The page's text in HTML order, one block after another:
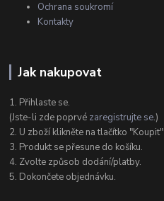
Ochrana soukromí
Kontakty
Jak nakupovat
1. Přihlaste se.
(Jste-li zde poprvé zaregistrujte se.)
2. U zboží klikněte na tlačítko "Koupit"
3. Produkt se přesune do košíku.
4. Zvolte způsob dodání/platby.
5. Dokončete objednávku.